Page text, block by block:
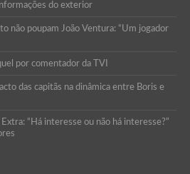
do exterior
não poupam João Ventura: “Um jogador
por comentador da TVI
das capitãs na dinâmica entre Boris e
“Há interesse ou não há interesse?”